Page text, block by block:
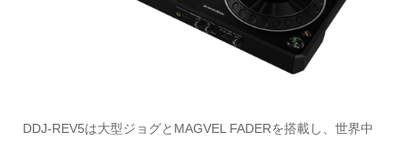
DDJ-REV5は大型ジョグとMAGVEL FADERを搭載し、世界中